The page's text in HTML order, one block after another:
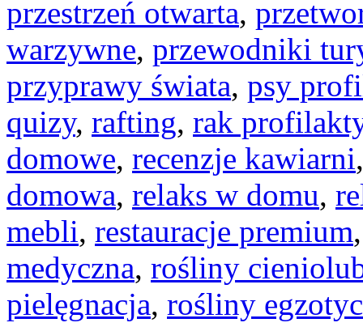
przestrzeń otwarta,
warzywne, przewodniki
przyprawy świata, psy
quizy, rafting, rak
domowe, recenzje kawiarni
domowa, relaks w domu,
mebli, restauracje premium
medyczna, rośliny
pielęgnacja, rośliny